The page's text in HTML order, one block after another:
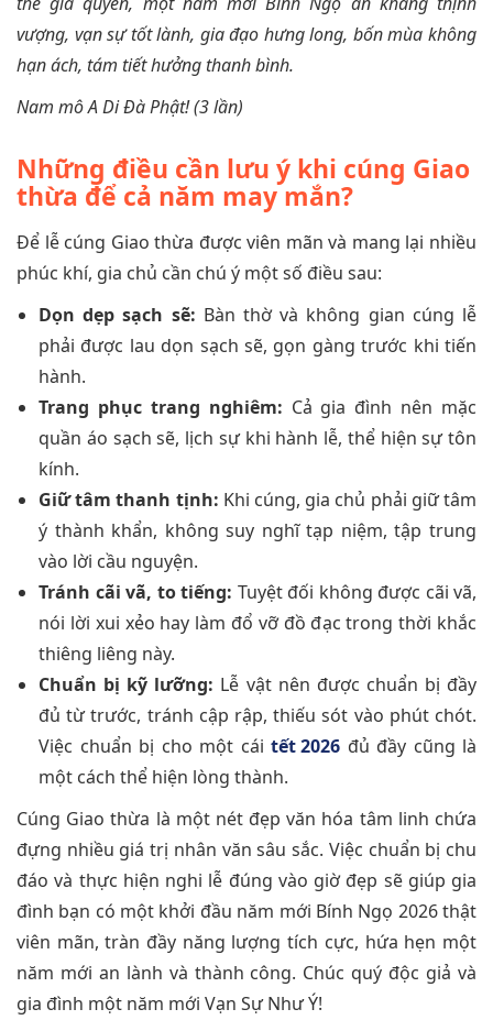
vượng, vạn sự tốt lành, gia đạo hưng long, bốn mùa không
hạn ách, tám tiết hưởng thanh bình.
Nam mô A Di Đà Phật! (3 lần)
Những điều cần lưu ý khi cúng Giao
thừa để cả năm may mắn?
Để lễ cúng Giao thừa được viên mãn và mang lại nhiều
phúc khí, gia chủ cần chú ý một số điều sau:
Dọn dẹp sạch sẽ: Bàn thờ và không gian cúng lễ
phải được lau dọn sạch sẽ, gọn gàng trước khi tiến
hành.
Trang phục trang nghiêm: Cả gia đình nên mặc
quần áo sạch sẽ, lịch sự khi hành lễ, thể hiện sự tôn
kính.
Giữ tâm thanh tịnh: Khi cúng, gia chủ phải giữ tâm
ý thành khẩn, không suy nghĩ tạp niệm, tập trung
vào lời cầu nguyện.
Tránh cãi vã, to tiếng: Tuyệt đối không được cãi vã,
nói lời xui xẻo hay làm đổ vỡ đồ đạc trong thời khắc
thiêng liêng này.
Chuẩn bị kỹ lưỡng: Lễ vật nên được chuẩn bị đầy
đủ từ trước, tránh cập rập, thiếu sót vào phút chót.
Việc chuẩn bị cho một cái tết 2026 đủ đầy cũng là
một cách thể hiện lòng thành.
Cúng Giao thừa là một nét đẹp văn hóa tâm linh chứa
đựng nhiều giá trị nhân văn sâu sắc. Việc chuẩn bị chu
đáo và thực hiện nghi lễ đúng vào giờ đẹp sẽ giúp gia
đình bạn có một khởi đầu năm mới Bính Ngọ 2026 thật
viên mãn, tràn đầy năng lượng tích cực, hứa hẹn một
năm mới an lành và thành công. Chúc quý độc giả và
gia đình một năm mới Vạn Sự Như Ý!